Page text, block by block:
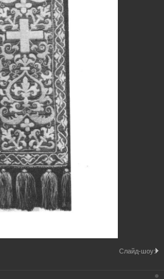
в большей мере, чем другие
разрушений, в результате
всего по старому Архангельску
силу в конце 20 –х годов.
губернии - ансамбля
Архангельска,
в зрительную и
на Севере. Вплоть до разрушения
городских строений Архангельска,
картине Архангельска.
воплотил в себе яркую и
течениями России,
вполне оправдывали его
построек города. Обширный
стиля, с единственными нигде
резных, символических
совокупности же с живописью,
утвари интерьер Троицкого
убранства собора, на
В соборной ризнице, библиотеке,
Слайд-шоу: